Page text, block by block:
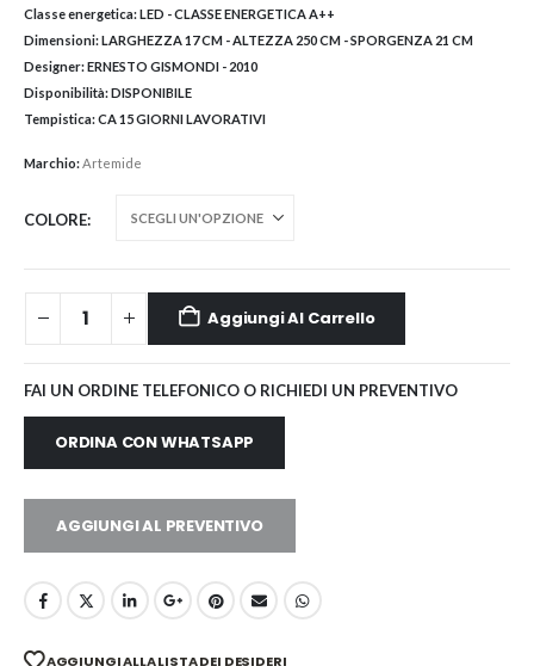
Classe energetica:LED - CLASSE ENERGETICA A++
Dimensioni:LARGHEZZA 17 CM - ALTEZZA 250 CM - SPORGENZA 21 CM
Designer:ERNESTO GISMONDI - 2010
Disponibilità:DISPONIBILE
Tempistica:CA 15 GIORNI LAVORATIVI
Marchio:Artemide
COLORE
Aggiungi Al Carrello
FAI UN ORDINE TELEFONICO O RICHIEDI UN PREVENTIVO
ORDINA CON WHATSAPP
AGGIUNGI AL PREVENTIVO
AGGIUNGI ALLA LISTA DEI DESIDERI